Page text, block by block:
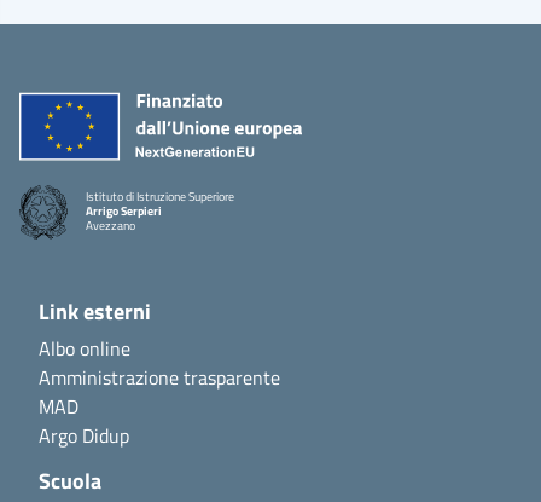
Istituto di Istruzione Superiore
Arrigo Serpieri
Avezzano
Link esterni
Albo online
Amministrazione trasparente
MAD
Argo Didup
Scuola